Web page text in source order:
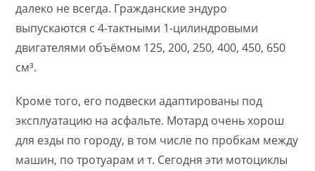
далеко не всегда. Гражданские эндуро
выпускаются с 4-тактными 1-цилиндровыми
двигателями объёмом 125, 200, 250, 400, 450, 650
см³.
Кроме того, его подвески адаптированы под
эксплуатацию на асфальте. Мотард очень хорош
для езды по городу, в том числе по пробкам между
машин, по тротуарам и т. Сегодня эти мотоциклы